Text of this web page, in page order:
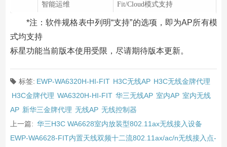
智能运维 Fit/Cloud模式支持
*注：软件规格表中列明“支持”的选项，即为AP所有模
式均支持
标星功能当前版本使用受限，尽请期待版本更新。
标签: EWP-WA6320H-HI-FIT H3C无线AP H3C无线金牌代理
H3C金牌代理 WA6320H-HI-FIT 华三无线AP 室内AP 室内无线
AP 新华三金牌代理 无线AP 无线控制器
上一篇: 华三H3C WA6628室内放装型802.11ax无线接入设备
EWP-WA6628-FIT内置天线双频十二流802.11ax/ac/n无线接入点-